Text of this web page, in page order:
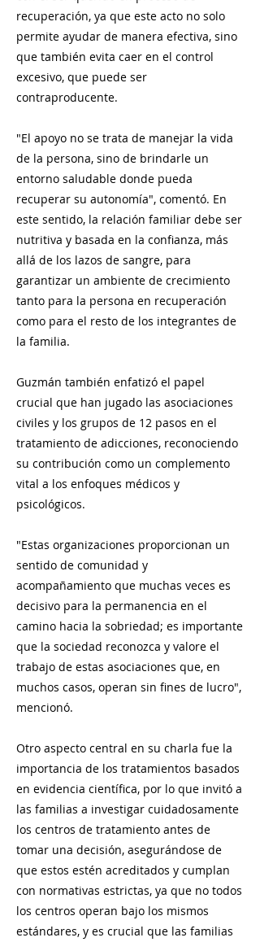
recuperación, ya que este acto no solo
permite ayudar de manera efectiva, sino
que también evita caer en el control
excesivo, que puede ser
contraproducente.
"El apoyo no se trata de manejar la vida
de la persona, sino de brindarle un
entorno saludable donde pueda
recuperar su autonomía", comentó. En
este sentido, la relación familiar debe ser
nutritiva y basada en la confianza, más
allá de los lazos de sangre, para
garantizar un ambiente de crecimiento
tanto para la persona en recuperación
como para el resto de los integrantes de
la familia.
Guzmán también enfatizó el papel
crucial que han jugado las asociaciones
civiles y los grupos de 12 pasos en el
tratamiento de adicciones, reconociendo
su contribución como un complemento
vital a los enfoques médicos y
psicológicos.
"Estas organizaciones proporcionan un
sentido de comunidad y
acompañamiento que muchas veces es
decisivo para la permanencia en el
camino hacia la sobriedad; es importante
que la sociedad reconozca y valore el
trabajo de estas asociaciones que, en
muchos casos, operan sin fines de lucro",
mencionó.
Otro aspecto central en su charla fue la
importancia de los tratamientos basados
en evidencia científica, por lo que invitó a
las familias a investigar cuidadosamente
los centros de tratamiento antes de
tomar una decisión, asegurándose de
que estos estén acreditados y cumplan
con normativas estrictas, ya que no todos
los centros operan bajo los mismos
estándares, y es crucial que las familias